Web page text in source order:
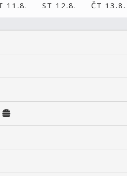
11.8. ST 12.8. ČT 13.8.